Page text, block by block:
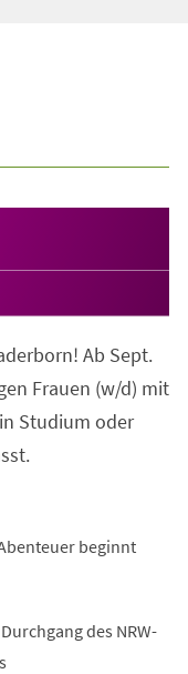
Ab Sept.
Frauen (w/d) mit
Studium oder
beginnt
des NRW-